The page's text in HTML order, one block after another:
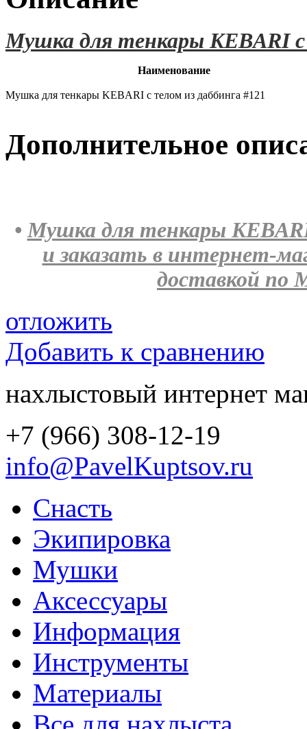
Мушка для тенкары KEBARI с
Наименование
Мушка для тенкары KEBARI с телом из даббинга #121
Дополнительное
•Мушка для тенкары
и заказать в интернет-
доставкой по
отложить
Добавить к сравнению
нахлыстовый интернет
+7 (966) 308-12-19
info@PavelKuptsov.ru
Снасть
Экипировка
Мушки
Аксессуары
Информация
Инструменты
Материалы